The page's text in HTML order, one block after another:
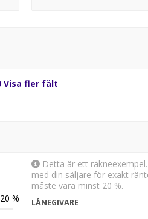
Visa fler fält
20 %
Detta är ett
med din säljare för exakt
måste vara minst 20 %.
LÅNEGIVARE
-